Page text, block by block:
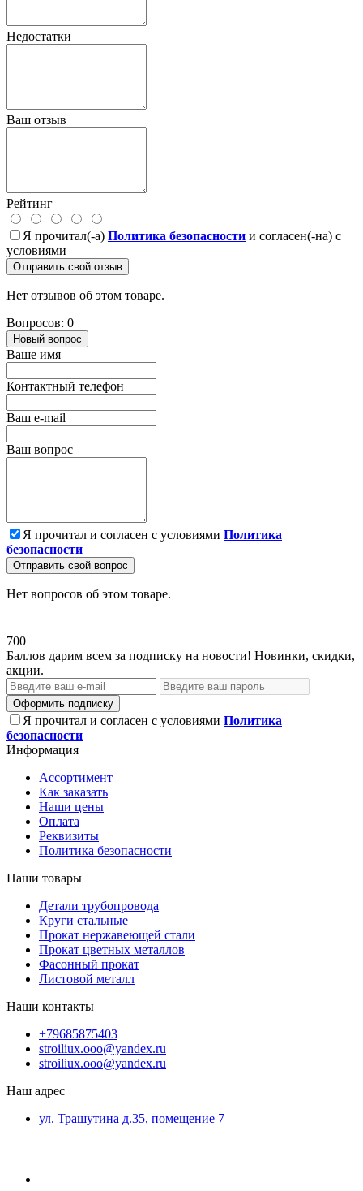
Недостатки
Ваш отзыв
Рейтинг
Я прочитал(-а) Политика безопасности и согласен(-на) с
условиями
Отправить свой отзыв
Нет отзывов об этом товаре.
Вопросов: 0
Новый вопрос
Ваше имя
Контактный телефон
Ваш e-mail
Ваш вопрос
Я прочитал и согласен с условиями Политика
безопасности
Отправить свой вопрос
Нет вопросов об этом товаре.
700
Баллов дарим всем за подписку на новости! Новинки, скидки,
акции.
Оформить подписку
Я прочитал и согласен с условиями Политика
безопасности
Информация
Ассортимент
Как заказать
Наши цены
Оплата
Реквизиты
Политика безопасности
Наши товары
Детали трубопровода
Круги стальные
Прокат нержавеющей стали
Прокат цветных металлов
Фасонный прокат
Листовой металл
Наши контакты
+79685875403
stroiliux.ooo@yandex.ru
stroiliux.ooo@yandex.ru
Наш адрес
ул. Трашутина д.35, помещение 7